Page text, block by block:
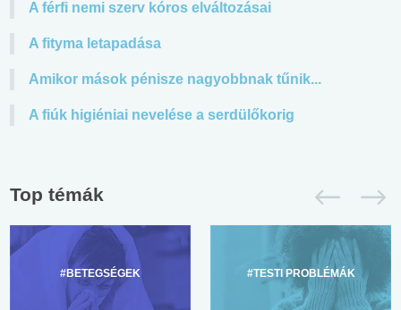
A férfi nemi szerv kóros elváltozásai
A fityma letapadása
Amikor mások pénisze nagyobbnak tűnik...
A fiúk higiéniai nevelése a serdülőkorig
Top témák
#BETEGSÉGEK #TESTI PROBLÉMÁK